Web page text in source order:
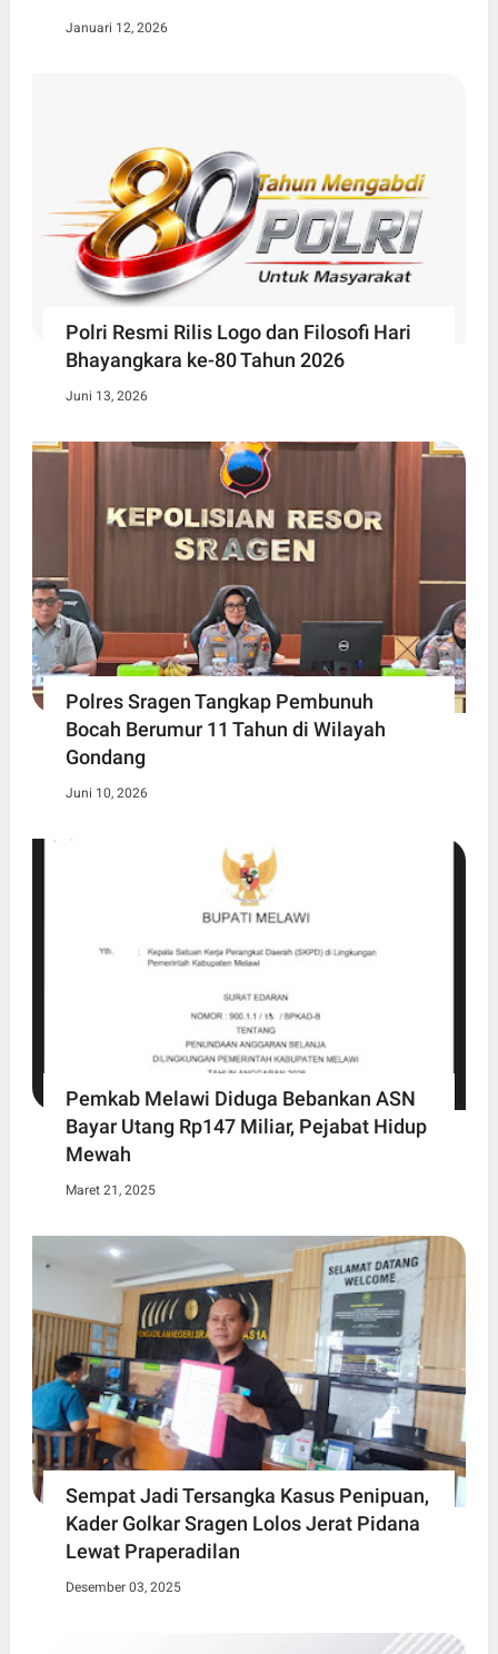
Januari 12, 2026
Polri Resmi Rilis Logo dan Filosofi Hari
Bhayangkara ke-80 Tahun 2026
Juni 13, 2026
Polres Sragen Tangkap Pembunuh
Bocah Berumur 11 Tahun di Wilayah
Gondang
Juni 10, 2026
Pemkab Melawi Diduga Bebankan ASN
Bayar Utang Rp147 Miliar, Pejabat Hidup
Mewah
Maret 21, 2025
Sempat Jadi Tersangka Kasus Penipuan,
Kader Golkar Sragen Lolos Jerat Pidana
Lewat Praperadilan
Desember 03, 2025